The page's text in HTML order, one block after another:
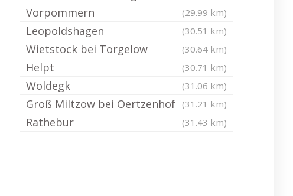
Vorpommern
(29.99 km)
Leopoldshagen (30.51 km)
Wietstock bei Torgelow (30.64 km)
Helpt (30.71 km)
Woldegk (31.06 km)
Groß Miltzow bei Oertzenhof (31.21 km)
Rathebur (31.43 km)